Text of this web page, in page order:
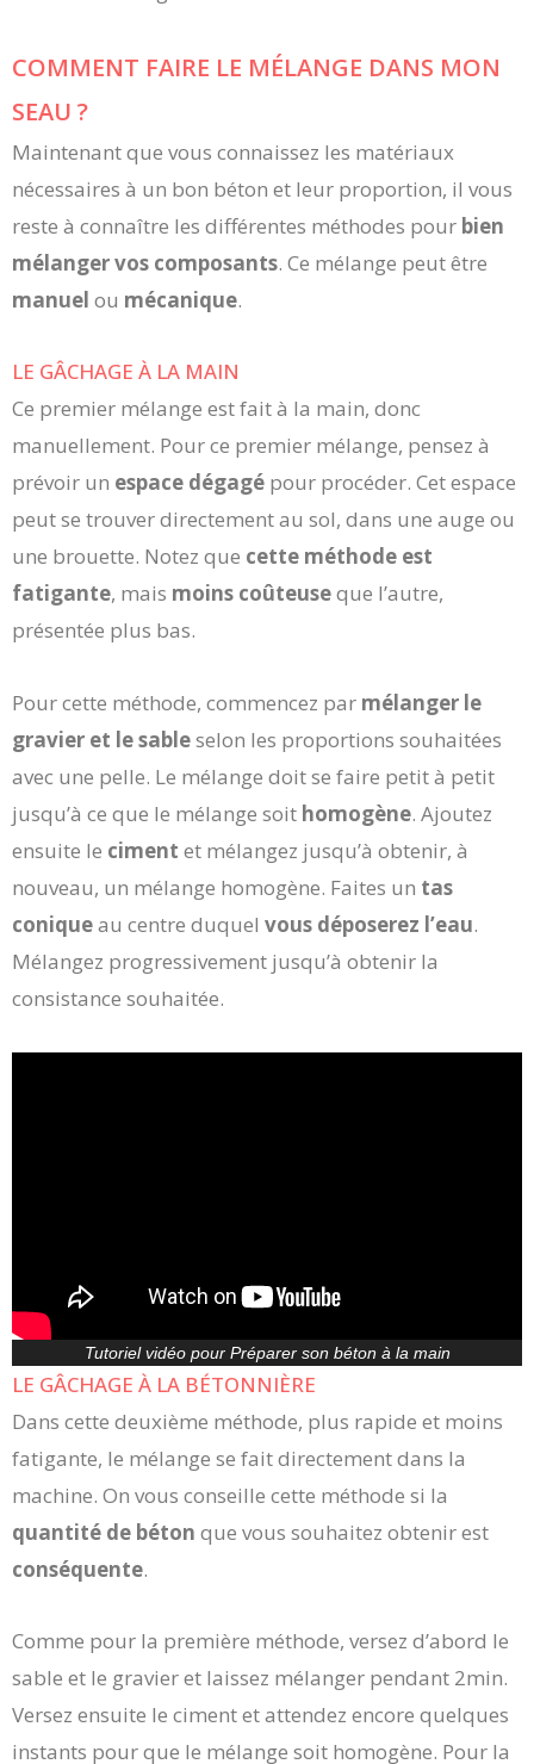
COMMENT FAIRE LE MÉLANGE DANS MON
SEAU ?
Maintenant que vous connaissez les matériaux
nécessaires à un bon béton et leur proportion, il vous
reste à connaître les différentes méthodes pour bien
mélanger vos composants. Ce mélange peut être
manuel ou mécanique.
LE GÂCHAGE À LA MAIN
Ce premier mélange est fait à la main, donc
manuellement. Pour ce premier mélange, pensez à
prévoir un espace dégagé pour procéder. Cet espace
peut se trouver directement au sol, dans une auge ou
une brouette. Notez que cette méthode est
fatigante, mais moins coûteuseque l’autre,
présentée plus bas.
Pour cette méthode, commencez par mélanger le
gravier et le sableselon les proportions souhaitées
avec une pelle. Le mélange doit se faire petit à petit
jusqu’à ce que le mélange soit homogène. Ajoutez
ensuite le ciment et mélangez jusqu’à obtenir, à
nouveau, un mélange homogène. Faites un tas
coniqueau centre duquel vous déposerez l’eau.
Mélangez progressivement jusqu’à obtenir la
consistance souhaitée.
Tutoriel vidéo pour Préparer son béton à la main
LE GÂCHAGE À LA BÉTONNIÈRE
Dans cette deuxième méthode, plus rapide et moins
fatigante, le mélange se fait directement dans la
machine. On vous conseille cette méthode si la
quantité de béton que vous souhaitez obtenir est
conséquente.
Comme pour la première méthode, versez d’abord le
sable et le gravier et laissez mélanger pendant 2min.
Versez ensuite le ciment et attendez encore quelques
instants pour que le mélange soit homogène. Pour la